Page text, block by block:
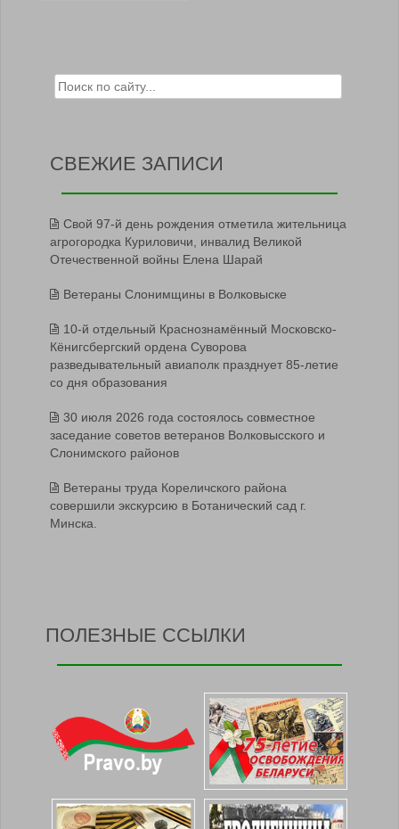
Search for:
СВЕЖИЕ ЗАПИСИ
Свой 97-й день рождения отметила жительница
агрогородка Куриловичи, инвалид Великой
Отечественной войны Елена Шарай
Ветераны Слонимщины в Волковыске
10-й отдельный Краснознамённый Московско-
Кёнигсбергский ордена Суворова
разведывательный авиаполк празднует 85-летие
со дня образования
30 июля 2026 года состоялось совместное
заседание советов ветеранов Волковысского и
Слонимского районов
Ветераны труда Кореличского района
совершили экскурсию в Ботанический сад г.
Минска.
ПОЛЕЗНЫЕ ССЫЛКИ